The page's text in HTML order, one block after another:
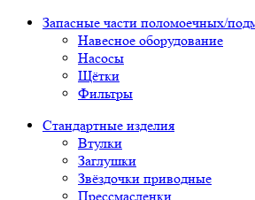
Запасные части поломоечных/
Навесное оборудование
Насосы
Щётки
Фильтры
Стандартные изделия
Втулки
Заглушки
Звёздочки приводные
Прессмасленки